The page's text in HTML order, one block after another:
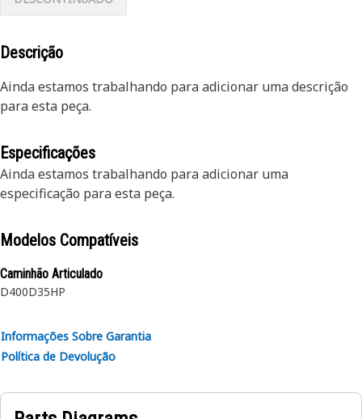
Descrição
Ainda estamos trabalhando para adicionar uma descrição
para esta peça.
Especificações
Ainda estamos trabalhando para adicionar uma
especificação para esta peça.
Modelos Compatíveis
Caminhão Articulado
D400D35HP
Informações Sobre Garantia
Política de Devolução